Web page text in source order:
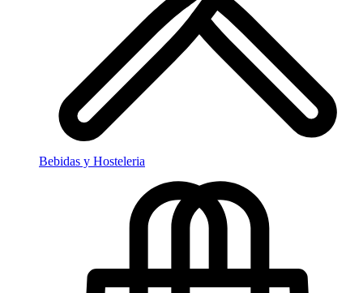
Bebidas y Hosteleria